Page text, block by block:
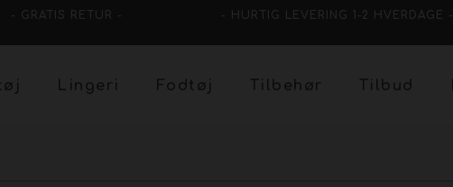
- GRATIS RETUR - - HURTIG LEVERING 1-2 HVERDAGE -
Lingeri Fodtøj Tilbehør Tilbud